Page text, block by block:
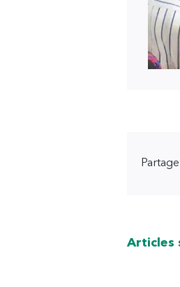
Articles